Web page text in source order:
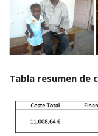
Tabla resumen de